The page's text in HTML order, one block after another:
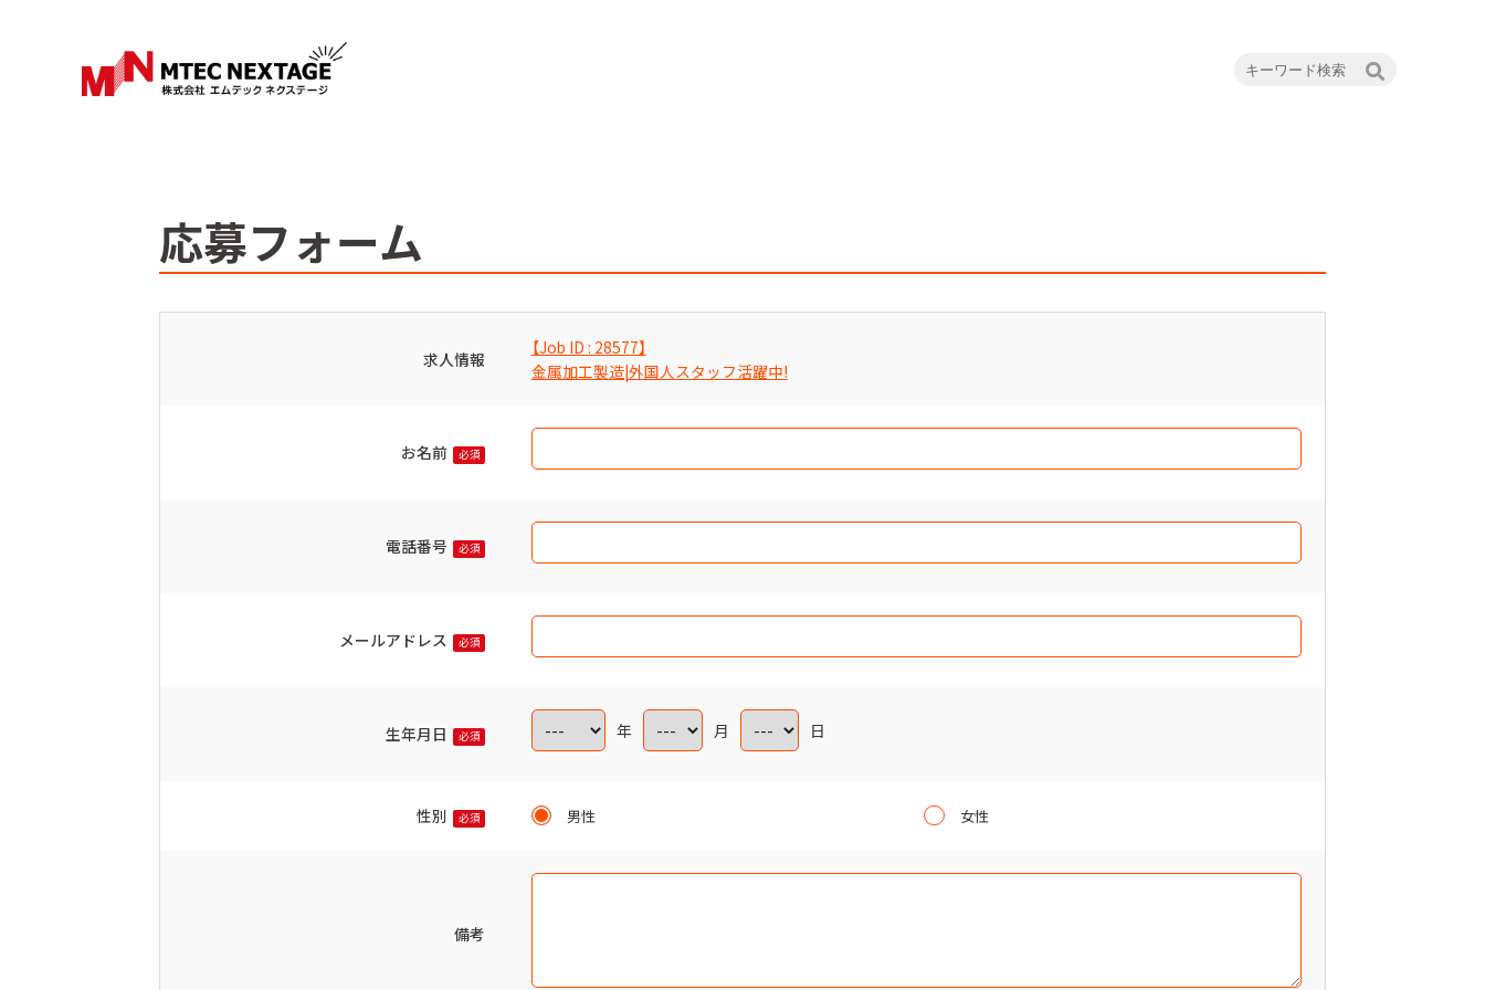
応募フォーム
求人情報
【Job ID : 28577】
金属加工製造|外国人スタッフ活躍中!
お名前 必須
電話番号 必須
メールアドレス 必須
生年月日 必須 年 月 日
性別 必須 男性 女性
備考